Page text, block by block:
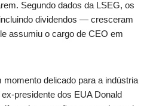
Segundo dados da LSEG, os
dividendos — cresceram
assumiu o cargo de CEO em
delicado para a indústria
presidente dos EUA Donald